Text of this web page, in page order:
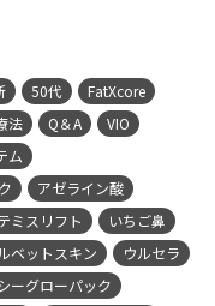
50代
FatXcore
法 Q＆A
VIO
ム
アゼライン酸
ミスリフト
いちご鼻
ベットスキン
ウルセラ
ーグローパック